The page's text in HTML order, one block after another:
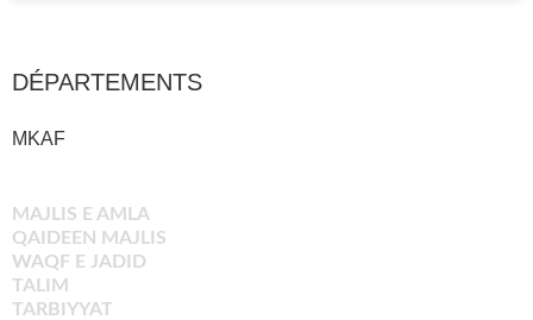
DÉPARTEMENTS​
MKAF
MAJLIS E AMLA
QAIDEEN MAJLIS
WAQF E JADID
TALIM
TARBIYYAT